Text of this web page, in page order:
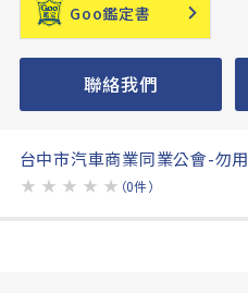
Goo鑑定書
聯絡我們
台中市汽車商業同業公會-勿用
★ ★ ★ ★ ★ （0件）